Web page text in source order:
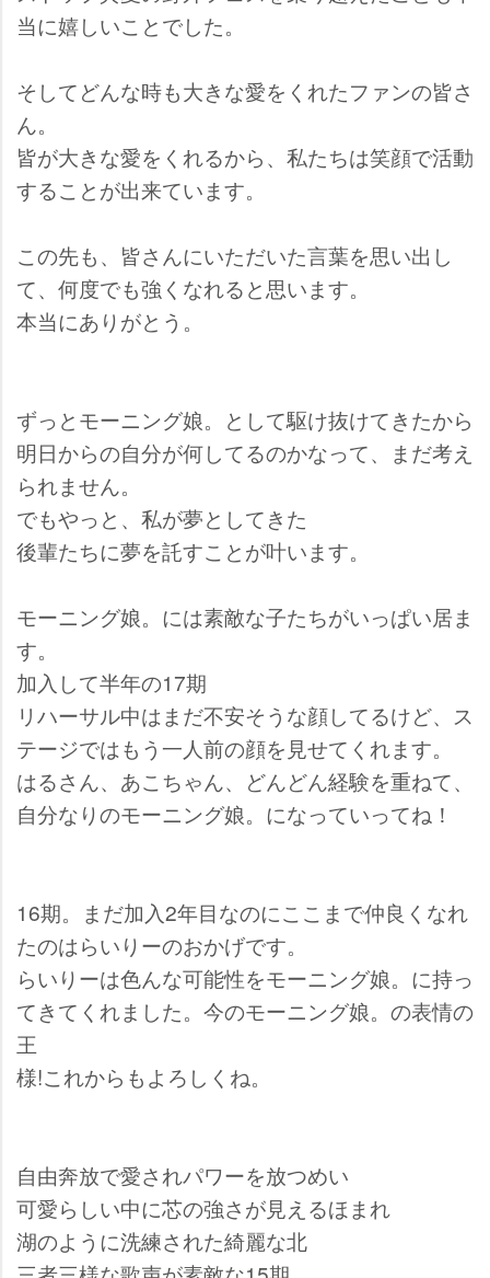
当に嬉しいことでした。
そしてどんな時も大きな愛をくれたファンの皆さ
ん。
皆が大きな愛をくれるから、私たちは笑顔で活動
することが出来ています。
この先も、皆さんにいただいた言葉を思い出し
て、何度でも強くなれると思います。
本当にありがとう。
ずっとモーニング娘。として駆け抜けてきたから
明日からの自分が何してるのかなって、まだ考え
られません。
でもやっと、私が夢としてきた
後輩たちに夢を託すことが叶います。
モーニング娘。には素敵な子たちがいっぱい居ま
す。
加入して半年の17期
リハーサル中はまだ不安そうな顔してるけど、ス
テージではもう一人前の顔を見せてくれます。
はるさん、あこちゃん、どんどん経験を重ねて、
自分なりのモーニング娘。になっていってね！
16期。まだ加入2年目なのにここまで仲良くなれ
たのはらいりーのおかげです。
らいりーは色んな可能性をモーニング娘。に持っ
てきてくれました。今のモーニング娘。の表情の
王
様!これからもよろしくね。
自由奔放で愛されパワーを放つめい
可愛らしい中に芯の強さが見えるほまれ
湖のように洗練された綺麗な北